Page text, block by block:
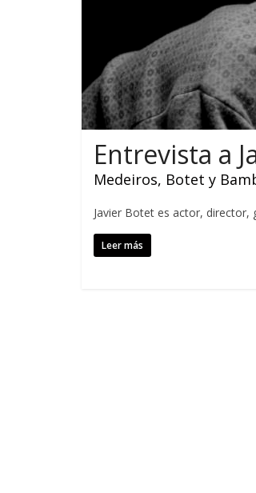
Entrevista a
Medeiros, Botet y
Javier Botet es actor, director,
Leer más